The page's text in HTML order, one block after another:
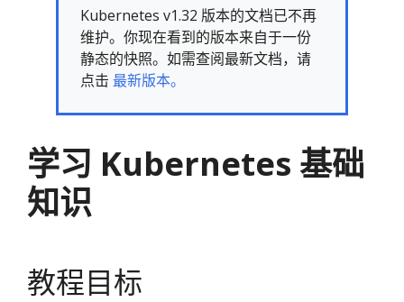
Kubernetes v1.32 版本的文档已不再
维护。你现在看到的版本来自于一份
静态的快照。如需查阅最新文档，请
点击 最新版本。
学习 Kubernetes 基础
知识
教程目标